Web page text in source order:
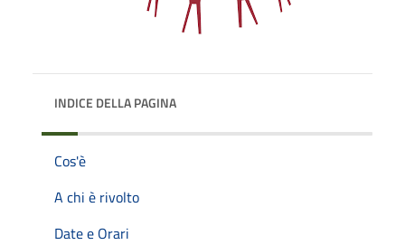
INDICE DELLA PAGINA
Cos'è
A chi è rivolto
Date e Orari